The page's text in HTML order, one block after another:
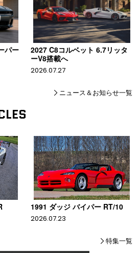
パー
2027 C8コルベット 6.7リッタ
ーV8搭載へ
2026.07.27
ニュース＆お知らせ一覧
1991 ダッジ バイパー RT/10
2026.07.23
特集一覧